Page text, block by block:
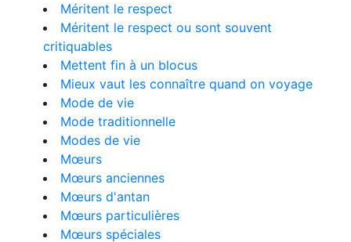
Méritent le respect
Méritent le respect ou sont souvent
critiquables
Mettent fin à un blocus
Mieux vaut les connaître quand on voyage
Mode de vie
Mode traditionnelle
Modes de vie
Mœurs
Mœurs anciennes
Mœurs d'antan
Mœurs particulières
Mœurs spéciales